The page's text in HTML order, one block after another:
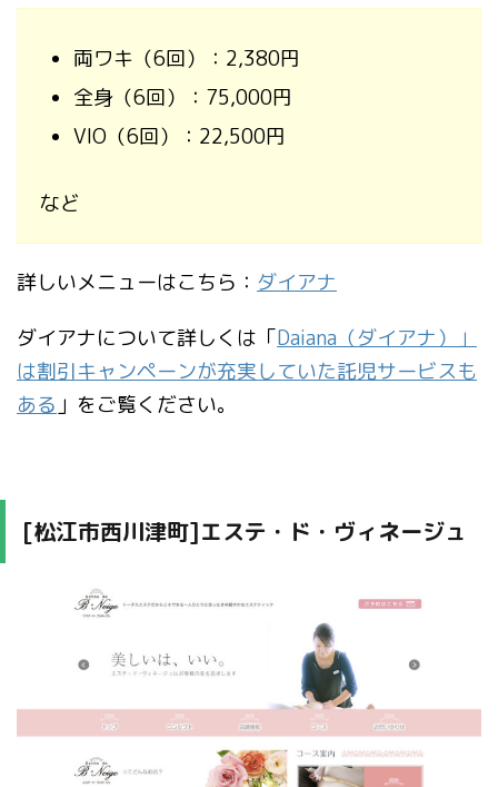
両ワキ（6回）：2,380円
全身（6回）：75,000円
VIO（6回）：22,500円
など
詳しいメニューはこちら： ダイアナ
ダイアナについて詳しくは「Daiana（ダイアナ）」
は割引キャンペーンが充実していた託児サービスも
ある 」をご覧ください。
[松江市西川津町]エステ・ド・ヴィネージュ